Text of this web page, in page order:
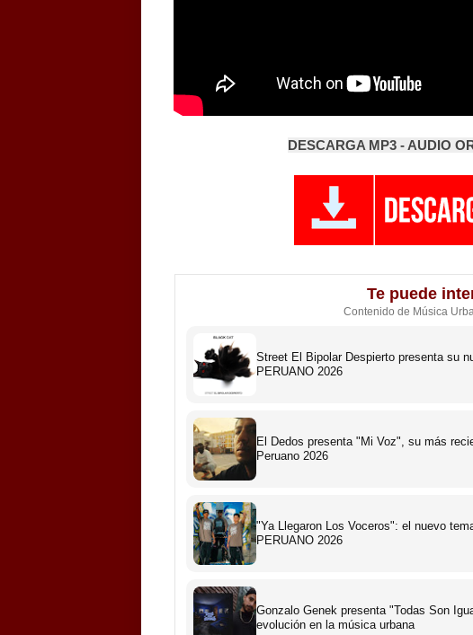
DESCARGA MP3 - AUDIO
Te puede
Contenido de Música
Street El Bipolar Despierto presenta su
PERUANO 2026
El Dedos presenta "Mi Voz", su más
Peruano 2026
"Ya Llegaron Los Voceros": el nuevo
PERUANO 2026
Gonzalo Genek presenta "Todas Son
evolución en la música urbana